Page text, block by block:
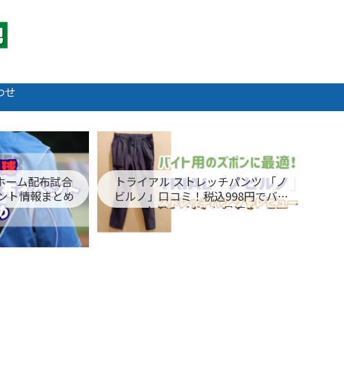
せ
ーム配布試合
ト情報まとめ
トライアル ストレッチパンツ 「ノ
ビルノ」口コミ！税込998円でバイ
ト用のズボンに最適！